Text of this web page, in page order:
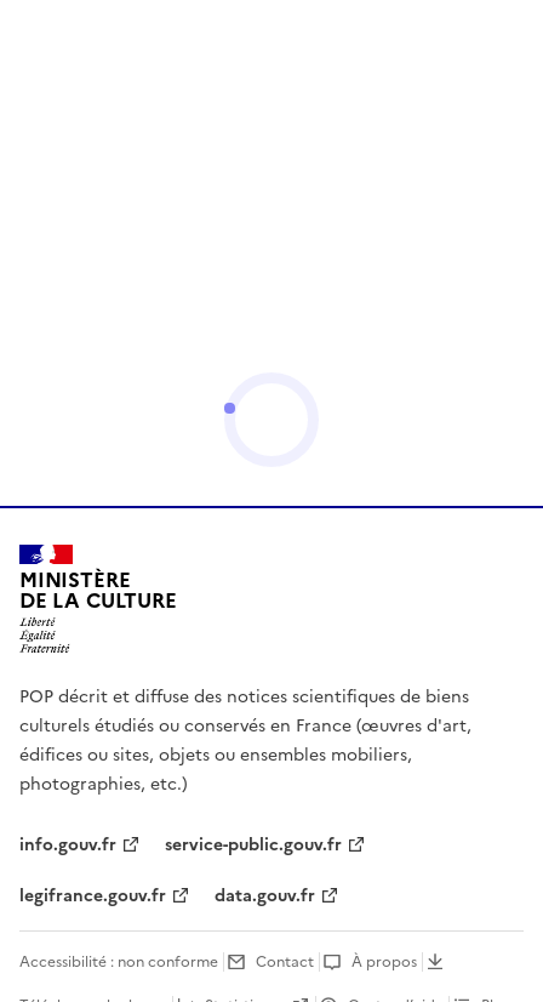
MINISTÈRE
DE LA CULTURE
POP décrit et diffuse des notices scientifiques de biens
culturels étudiés ou conservés en France (œuvres d'art,
édifices ou sites, objets ou ensembles mobiliers,
photographies, etc.)
info.gouv.fr
service-public.gouv.fr
legifrance.gouv.fr
data.gouv.fr
Accessibilité : non conforme Contact
À propos